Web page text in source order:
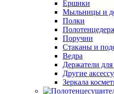
Ёршики
Мыльницы и
Полки
Поручни
Стаканы и
Ведра
Держатели
Другие
Зеркала